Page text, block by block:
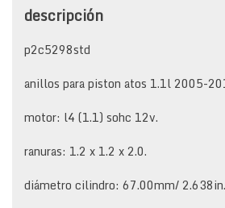
i-
10
2012-
2014
cantidad
descripción
p2c5298std
anillos para piston atos 1.1l 2005-
motor: l4 (1.1) sohc 12v.
ranuras: 1.2 x 1.2 x 2.0.
diámetro cilindro: 67.00mm/ 2.638in.